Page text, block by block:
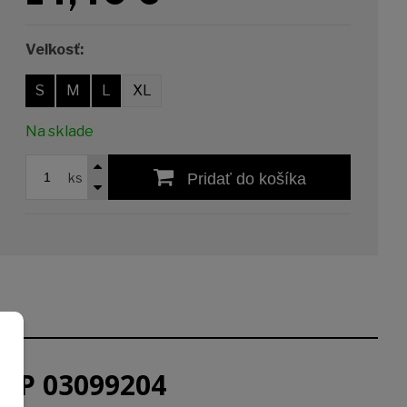
Veľkosť:
S M L XL
Na sklade
ks Pridať do košíka
03099204